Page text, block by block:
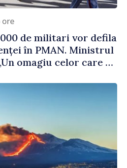
ore
de militari vor defila
în PMAN. Ministrul
omagiu celor care au